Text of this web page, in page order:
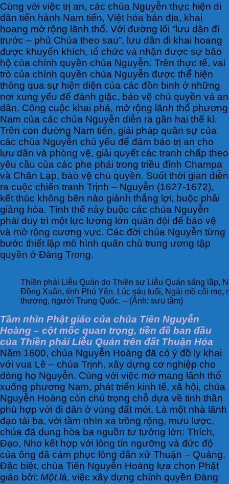
Cùng với việc trị an, các chúa Nguyễn thực hiện di
dân tiến hành Nam tiến, Việt hóa bản địa, khai
hoang mở rộng lãnh thổ. Với đường lối “lưu dân đi
trước – phủ Chúa theo sau”, lưu dân đi khai hoang
được khuyến khích, tổ chức và nhận được sự bảo
hộ của chính quyền chúa Nguyễn. Trên thực tế, vai
trò của chính quyền chúa Nguyễn được thể hiện
thông qua sự hiện diện của các đồn binh ở những
nơi xung yếu để đánh giặc, bảo vệ chủ quyền và an
dân. Công cuộc khai phá, mở rộng lãnh thổ phương
Nam của các chúa Nguyễn diễn ra gần hai thế kỉ.
Trên con đường Nam tiến, giải pháp quân sự của
các chúa Nguyễn chủ yếu để đảm bảo trị an cho
lưu dân và phòng vệ, giải quyết các tranh chấp theo
yêu cầu của các phe phái trong triều đình Champa
và Chân Lạp, bảo vệ chủ quyền. Suốt thời gian diễn
ra cuộc chiến tranh Trịnh – Nguyễn (1627-1672),
kết thúc không bên nào giành thắng lợi, buộc phải
giảng hòa. Tình thế này buộc các chúa Nguyễn
phải duy trì một lực lượng lớn quân đội để bảo vệ
và mở rộng cương vực. Các đời chúa Nguyễn từng
bước thiết lập mô hình quân chủ trung ương tập
quyền ở Đàng Trong.
Thiền phái Liễu Quán do Thiền sư Liễu Quán sáng lập,
Đồng Xuân, tỉnh Phú Yên. Lúc sáu tuổi, Ngài mồ côi
thượng, người Trung Quốc. – (Ảnh: sưu tầm)
Tầm nhìn Phật giáo của chúa Tiên Nguyễn
Hoàng – cột mốc quan trọng, tiền đề ban đầu
của Thiền phái Liễu Quán trên đất Thuận Hóa
Năm 1600, chúa Nguyễn Hoàng đã có ý đồ ly khai
với vua Lê – chúa Trịnh, xây dựng cơ nghiệp cho
dòng họ Nguyễn. Cùng với việc mở mang lãnh thổ
xuống phương Nam, phát triển kinh tế, xã hội, chúa
Nguyễn Hoàng còn chú trọng chỗ dựa về tinh thần
phù hợp với di dân ở vùng đất mới. Là một nhà lãnh
đạo tài ba, với tầm nhìn xa trông rộng, mưu lược,
chúa đã dung hòa ba nguồn tư tưởng lớn: Thích,
Đạo, Nho kết hợp với lòng tín ngưỡng và đức độ
của ông đã cảm phục lòng dân xứ Thuận – Quảng.
Đặc biệt, chúa Tiên Nguyễn Hoàng lựa chọn Phật
giáo bởi: Một là, việc xây dựng chính quyền Đàng